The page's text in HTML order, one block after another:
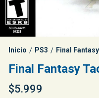
Inicio / PS3 / Final
Final Fantasy
$5.999